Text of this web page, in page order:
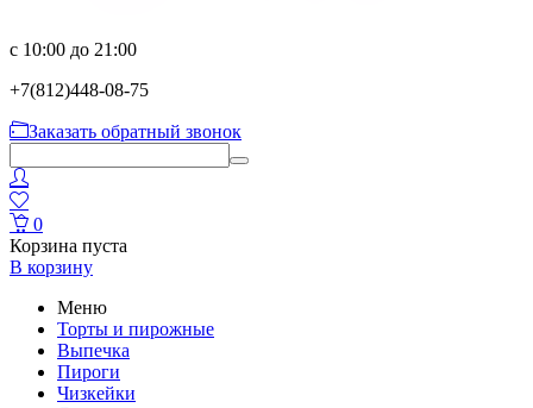
с 10:00 до 21:00
+7(812)448-08-75
Заказать обратный звонок
0
Корзина пуста
В корзину
Меню
Торты и пирожные
Выпечка
Пироги
Чизкейки